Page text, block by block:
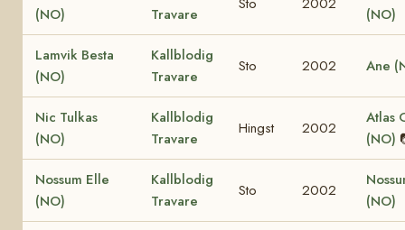
(NO)
Travare
(NO)
Lamvik Besta
(NO)
Kallblodig
Travare
Sto 2002 Ane
Nic Tulkas
(NO)
Kallblodig
Travare
Hingst 2002
Atlas
(NO)
Nossum Elle
(NO)
Kallblodig
Travare
Sto 2002
(NO)